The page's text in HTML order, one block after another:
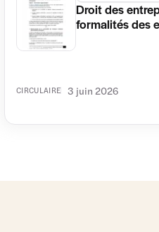
Droit des
formalités des
CIRCULAIRE 3 juin 2026